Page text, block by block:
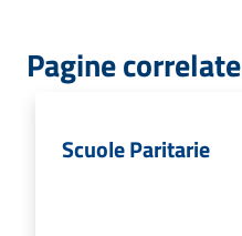
Pagine correlate
Scuole Paritarie